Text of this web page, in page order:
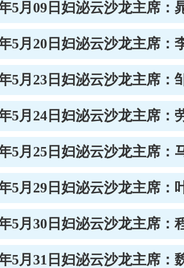
5月09日妇泌云沙龙主席：
5月20日妇泌云沙龙主席：
5月23日妇泌云沙龙主席：
5月24日妇泌云沙龙主席：
5月25日妇泌云沙龙主席：
5月29日妇泌云沙龙主席：
5月30日妇泌云沙龙主席：
5月31日妇泌云沙龙主席：